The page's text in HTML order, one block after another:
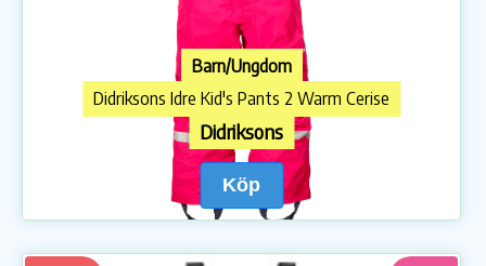
Barn/Ungdom
Didriksons Idre Kid's Pants 2 Warm Cerise
Didriksons
Köp